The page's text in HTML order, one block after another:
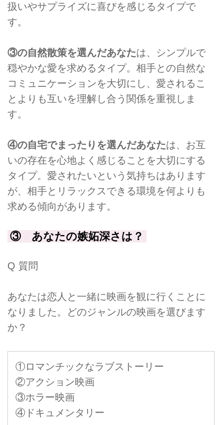
扱いやサプライズに喜びを感じるタイプで
す。
③の自然散策を選んだあなたは、シンプルで
穏やかな愛を求めるタイプ。相手との自然な
コミュニケーションを大切にし、愛されるこ
とよりも互いを理解し合う関係を重視しま
す。
④の自宅でまったりを選んだあなたは、お互
いの存在を心地よく感じることを大切にする
タイプ。愛されたいという気持ちはあります
が、相手とリラックスできる環境を何よりも
求める傾向があります。
③ あなたの嫉妬深さは？
Q 質問
あなたは恋人と一緒に映画を観に行くことに
なりました。どのジャンルの映画を選びます
か？
①ロマンチックなラブストーリー
②アクション映画
③ホラー映画
④ドキュメンタリー